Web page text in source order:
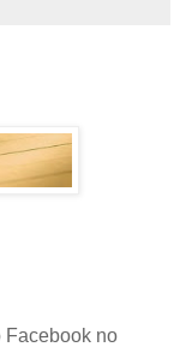
Facebook no